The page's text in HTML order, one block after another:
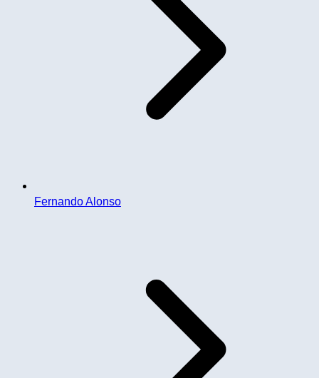
Fernando Alonso